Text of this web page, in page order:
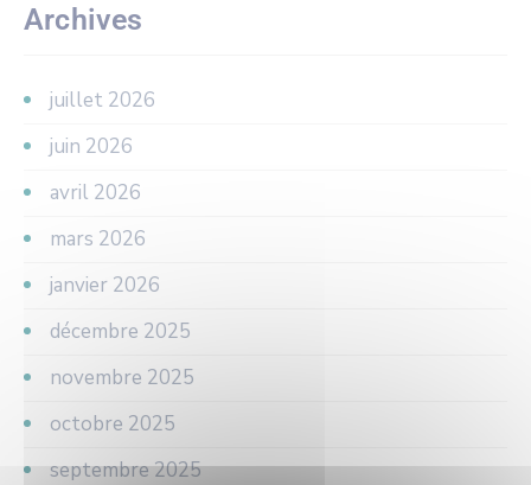
Archives
juillet 2026
juin 2026
avril 2026
mars 2026
janvier 2026
décembre 2025
novembre 2025
octobre 2025
septembre 2025